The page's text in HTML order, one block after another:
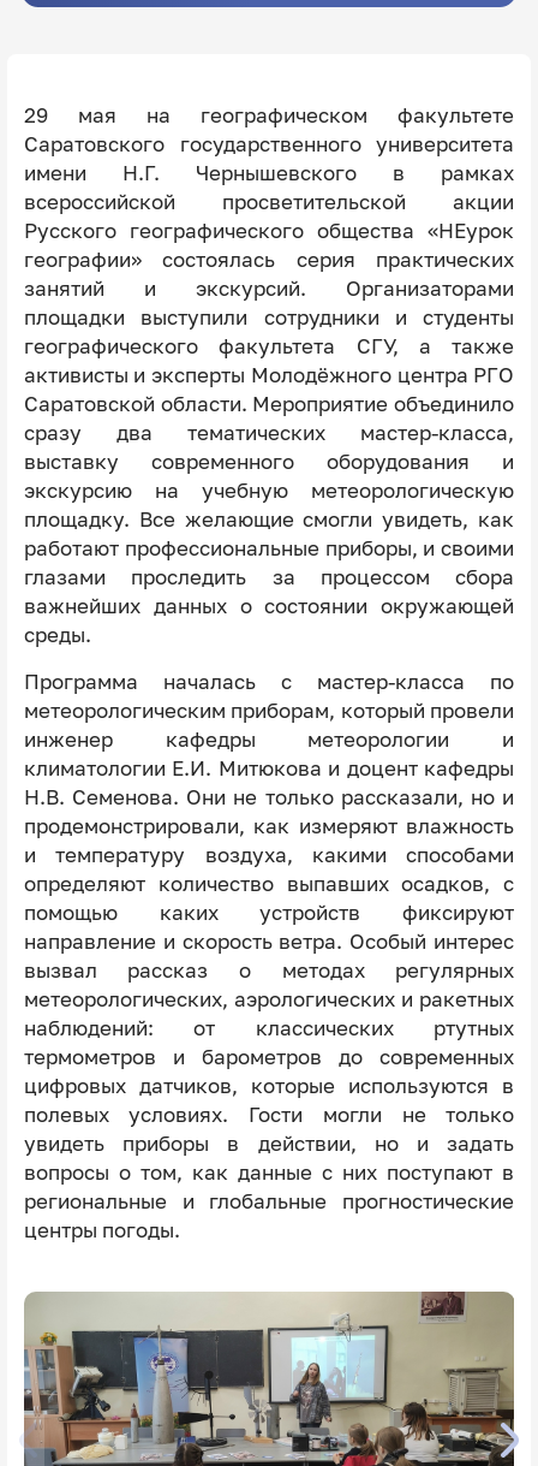
29 мая на географическом факультете
Саратовского государственного университета
имени Н.Г. Чернышевского в рамках
всероссийской просветительской акции
Русского географического общества «НЕурок
географии» состоялась серия практических
занятий и экскурсий. Организаторами
площадки выступили сотрудники и студенты
географического факультета СГУ, а также
активисты и эксперты Молодёжного центра РГО
Саратовской области. Мероприятие объединило
сразу два тематических мастер-класса,
выставку современного оборудования и
экскурсию на учебную метеорологическую
площадку. Все желающие смогли увидеть, как
работают профессиональные приборы, и своими
глазами проследить за процессом сбора
важнейших данных о состоянии окружающей
среды.
Программа началась с мастер-класса по
метеорологическим приборам, который провели
инженер кафедры метеорологии и
климатологии Е.И. Митюкова и доцент кафедры
Н.В. Семенова. Они не только рассказали, но и
продемонстрировали, как измеряют влажность
и температуру воздуха, какими способами
определяют количество выпавших осадков, с
помощью каких устройств фиксируют
направление и скорость ветра. Особый интерес
вызвал рассказ о методах регулярных
метеорологических, аэрологических и ракетных
наблюдений: от классических ртутных
термометров и барометров до современных
цифровых датчиков, которые используются в
полевых условиях. Гости могли не только
увидеть приборы в действии, но и задать
вопросы о том, как данные с них поступают в
региональные и глобальные прогностические
центры погоды.